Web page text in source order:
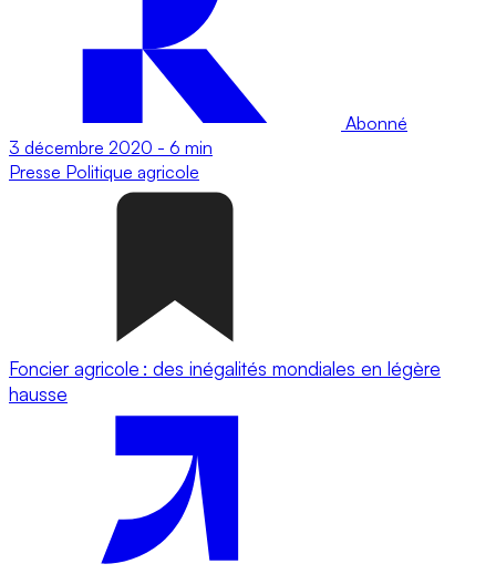
Abonné
3 décembre 2020 - 6 min
Presse Politique agricole
Foncier agricole : des inégalités mondiales en légère
hausse